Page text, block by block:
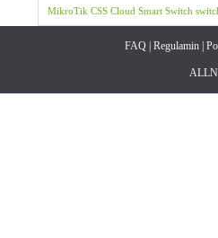
MikroTik CSS Cloud Smart Switch
FAQ| Regulamin|